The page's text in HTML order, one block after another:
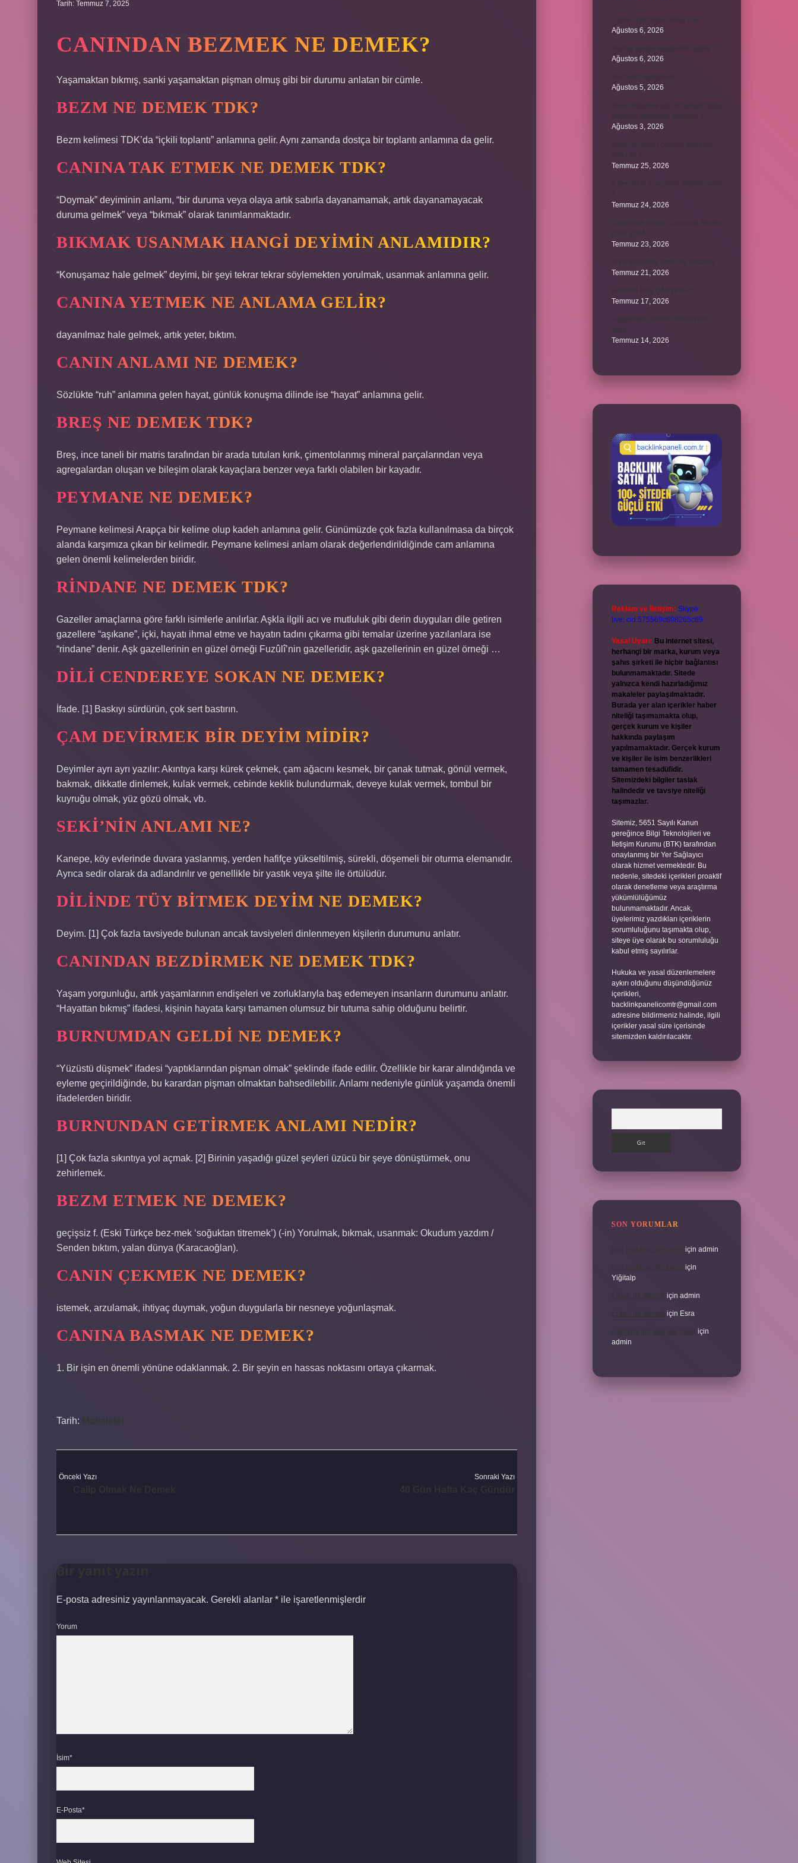
Tarih: Temmuz 7, 2025
CANINDAN BEZMEK NE DEMEK?
Yaşamaktan bıkmış, sanki yaşamaktan pişman olmuş gibi bir durumu anlatan bir cümle.
BEZM NE DEMEK TDK?
Bezm kelimesi TDK’da “içkili toplantı” anlamına gelir. Aynı zamanda dostça bir toplantı anlamına da gelir.
CANINA TAK ETMEK NE DEMEK TDK?
“Doymak” deyiminin anlamı, “bir duruma veya olaya artık sabırla dayanamamak, artık dayanamayacak
duruma gelmek” veya “bıkmak” olarak tanımlanmaktadır.
BIKMAK USANMAK HANGI DEYIMIN ANLAMIDIR?
“Konuşamaz hale gelmek” deyimi, bir şeyi tekrar tekrar söylemekten yorulmak, usanmak anlamına gelir.
CANINA YETMEK NE ANLAMA GELIR?
dayanılmaz hale gelmek, artık yeter, bıktım.
CANIN ANLAMI NE DEMEK?
Sözlükte “ruh” anlamına gelen hayat, günlük konuşma dilinde ise “hayat” anlamına gelir.
BREŞ NE DEMEK TDK?
Breş, ince taneli bir matris tarafından bir arada tutulan kırık, çimentolanmış mineral parçalarından veya
agregalardan oluşan ve bileşim olarak kayaçlara benzer veya farklı olabilen bir kayadır.
PEYMANE NE DEMEK?
Peymane kelimesi Arapça bir kelime olup kadeh anlamına gelir. Günümüzde çok fazla kullanılmasa da birçok
alanda karşımıza çıkan bir kelimedir. Peymane kelimesi anlam olarak değerlendirildiğinde cam anlamına
gelen önemli kelimelerden biridir.
RINDANE NE DEMEK TDK?
Gazeller amaçlarına göre farklı isimlerle anılırlar. Aşkla ilgili acı ve mutluluk gibi derin duyguları dile getiren
gazellere “aşıkane”, içki, hayatı ihmal etme ve hayatın tadını çıkarma gibi temalar üzerine yazılanlara ise
“rindane” denir. Aşk gazellerinin en güzel örneği Fuzûlî’nin gazelleridir, aşk gazellerinin en güzel örneği …
DILI CENDEREYE SOKAN NE DEMEK?
İfade. [1] Baskıyı sürdürün, çok sert bastırın.
ÇAM DEVIRMEK BIR DEYIM MIDIR?
Deyimler ayrı ayrı yazılır: Akıntıya karşı kürek çekmek, çam ağacını kesmek, bir çanak tutmak, gönül vermek,
bakmak, dikkatle dinlemek, kulak vermek, cebinde keklik bulundurmak, deveye kulak vermek, tombul bir
kuyruğu olmak, yüz gözü olmak, vb.
SEKI’NIN ANLAMI NE?
Kanepe, köy evlerinde duvara yaslanmış, yerden hafifçe yükseltilmiş, sürekli, döşemeli bir oturma elemanıdır.
Ayrıca sedir olarak da adlandırılır ve genellikle bir yastık veya şilte ile örtülüdür.
DILINDE TÜY BITMEK DEYIM NE DEMEK?
Deyim. [1] Çok fazla tavsiyede bulunan ancak tavsiyeleri dinlenmeyen kişilerin durumunu anlatır.
CANINDAN BEZDIRMEK NE DEMEK TDK?
Yaşam yorgunluğu, artık yaşamlarının endişeleri ve zorluklarıyla baş edemeyen insanların durumunu anlatır.
“Hayattan bıkmış” ifadesi, kişinin hayata karşı tamamen olumsuz bir tutuma sahip olduğunu belirtir.
BURNUMDAN GELDI NE DEMEK?
“Yüzüstü düşmek” ifadesi “yaptıklarından pişman olmak” şeklinde ifade edilir. Özellikle bir karar alındığında ve
eyleme geçirildiğinde, bu karardan pişman olmaktan bahsedilebilir. Anlamı nedeniyle günlük yaşamda önemli
ifadelerden biridir.
BURNUNDAN GETIRMEK ANLAMI NEDIR?
[1] Çok fazla sıkıntıya yol açmak. [2] Birinin yaşadığı güzel şeyleri üzücü bir şeye dönüştürmek, onu
zehirlemek.
BEZM ETMEK NE DEMEK?
geçişsiz f. (Eski Türkçe bez-mek ‘soğuktan titremek’) (-in) Yorulmak, bıkmak, usanmak: Okudum yazdım /
Senden bıktım, yalan dünya (Karacaoğlan).
CANIN ÇEKMEK NE DEMEK?
istemek, arzulamak, ihtiyaç duymak, yoğun duygularla bir nesneye yoğunlaşmak.
CANINA BASMAK NE DEMEK?
1. Bir işin en önemli yönüne odaklanmak. 2. Bir şeyin en hassas noktasını ortaya çıkarmak.
Tarih: Makaleler
Önceki Yazı Sonraki Yazı
E-posta adresiniz yayınlanmayacak. Gerekli alanlar * ile işaretlenmişlerdir
Yorum
İsim*
E-Posta*
Ağustos 6, 2026
Kumru yuvayı kaç günde yapar ?
Ağustos 6, 2026
Ağustos 5, 2026
Ağustos 3, 2026
Temmuz 25, 2026
Temmuz 24, 2026
Temmuz 23, 2026
Temmuz 21, 2026
Temmuz 17, 2026
Temmuz 14, 2026
Reklam ve İletişim: Skype:
live:.cid.575569c608265c69
Yasal Uyarı: Bu internet sitesi,
herhangi bir marka, kurum veya
şahıs şirketi ile hiçbir bağlantısı
bulunmamaktadır. Sitede
yalnızca kendi hazırladığımız
makaleler paylaşılmaktadır.
Burada yer alan içerikler haber
niteliği taşımamakta olup,
gerçek kurum ve kişiler
hakkında paylaşım
yapılmamaktadır. Gerçek kurum
ve kişiler ile isim benzerlikleri
tamamen tesadüfidir.
Sitemizdeki bilgiler taslak
halindedir ve tavsiye niteliği
taşımazlar.
Sitemiz, 5651 Sayılı Kanun
gereğince Bilgi Teknolojileri ve
İletişim Kurumu (BTK) tarafından
onaylanmış bir Yer Sağlayıcı
olarak hizmet vermektedir. Bu
nedenle, sitedeki içerikleri proaktif
olarak denetleme veya araştırma
yükümlülüğümüz
bulunmamaktadır. Ancak,
üyelerimiz yazdıkları içeriklerin
sorumluluğunu taşımakta olup,
siteye üye olarak bu sorumluluğu
kabul etmiş sayılırlar.
Hukuka ve yasal düzenlemelere
aykırı olduğunu düşündüğünüz
içerikleri,
backlinkpanelicomtr@gmail.com
adresine bildirmeniz halinde, ilgili
içerikler yasal süre içerisinde
sitemizden kaldırılacaktır.
SON YORUMLAR
için admin
için
Yiğitalp
için admin
için Esra
için
admin